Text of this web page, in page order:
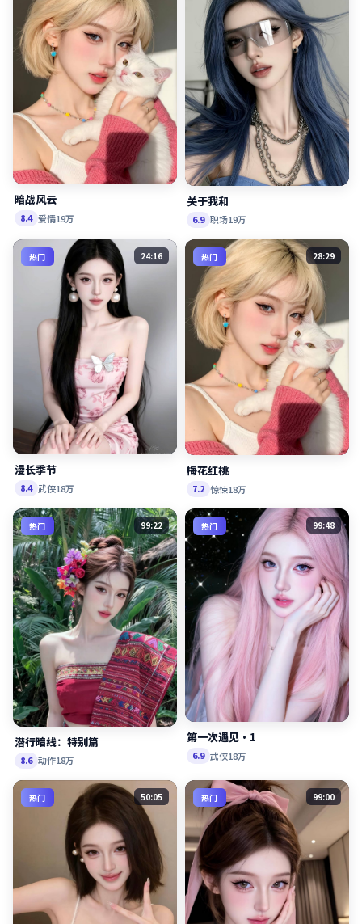
暗战风云
8.4 爱情19万
关于我和
6.9 职场19万
热门 24:16
漫长季节
8.4 武侠18万
热门 28:29
梅花红桃
7.2 惊悚18万
热门 99:22
潜行暗线：特别篇
8.6 动作18万
热门 99:48
第一次遇见·1
6.9 武侠18万
热门 50:05 热门 99:00